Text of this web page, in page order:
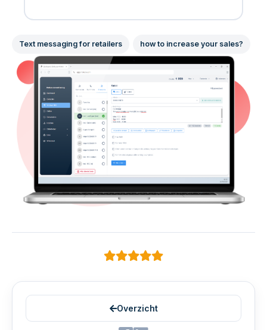
Text messaging for retailers how to increase your sales?
Overzicht